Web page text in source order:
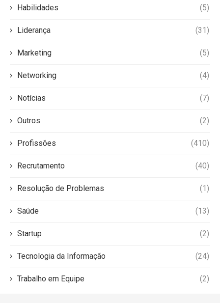
Habilidades (5)
Liderança (31)
Marketing (5)
Networking (4)
Notícias (7)
Outros (2)
Profissões (410)
Recrutamento (40)
Resolução de Problemas (1)
Saúde (13)
Startup (2)
Tecnologia da Informação (24)
Trabalho em Equipe (2)